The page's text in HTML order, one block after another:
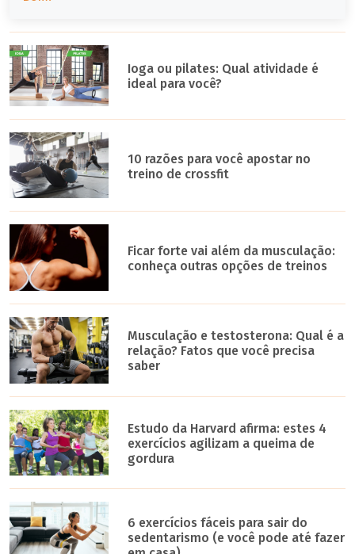
Ioga ou pilates: Qual atividade é
ideal para você?
10 razões para você apostar no
treino de crossfit
Ficar forte vai além da musculação:
conheça outras opções de treinos
Musculação e testosterona: Qual é a
relação? Fatos que você precisa
saber
Estudo da Harvard afirma: estes 4
exercícios agilizam a queima de
gordura
6 exercícios fáceis para sair do
sedentarismo (e você pode até fazer